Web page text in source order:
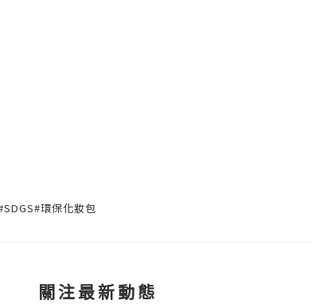
環保化妝包
關注最新動態